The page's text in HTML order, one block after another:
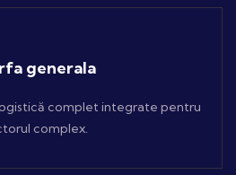
generala
complet integrate pentru
complex.